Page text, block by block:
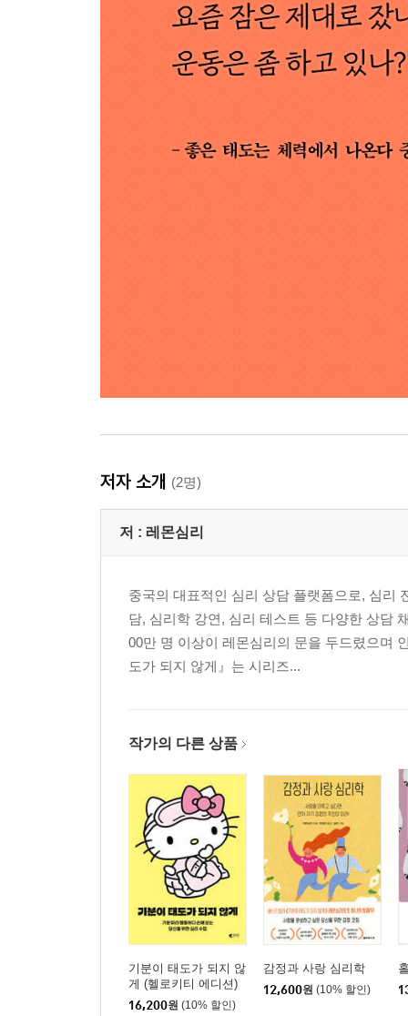
저자 소개 (2명)
저 : 레몬심리
중국의 대표적인 심리 상담 플랫폼으로, 심리
담, 심리학 강연, 심리 테스트 등 다양한 상담
00만 명 이상이 레몬심리의 문을 두드렸으며
도가 되지 않게』는 시리즈...
작가의 다른 상품
기분이 태도가 되지 않
게 (헬로키티 에디션)
16,200원 (10% 할인)
감정과 사랑 심리학
12,600원 (10% 할인)